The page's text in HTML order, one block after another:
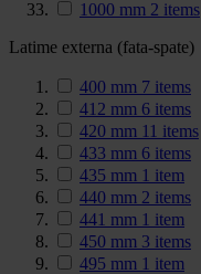
1000 mm 2 items
Latime externa (fata-spate)
400 mm 7 items
412 mm 6 items
420 mm 11 items
433 mm 6 items
435 mm 1 item
440 mm 2 items
441 mm 1 item
450 mm 3 items
495 mm 1 item